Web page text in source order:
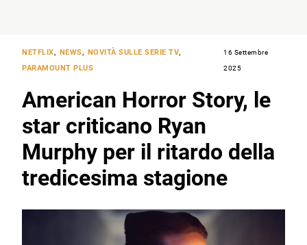
NETFLIX, NEWS, NOVITÀ SULLE SERIE TV,
PARAMOUNT PLUS
16 Settembre
2025
American Horror Story, le
star criticano Ryan
Murphy per il ritardo della
tredicesima stagione